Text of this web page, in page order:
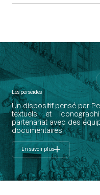
Les perséides
Un dispositif pensé par
textuels et
partenariat avec des
documentaires.
En savoir plus